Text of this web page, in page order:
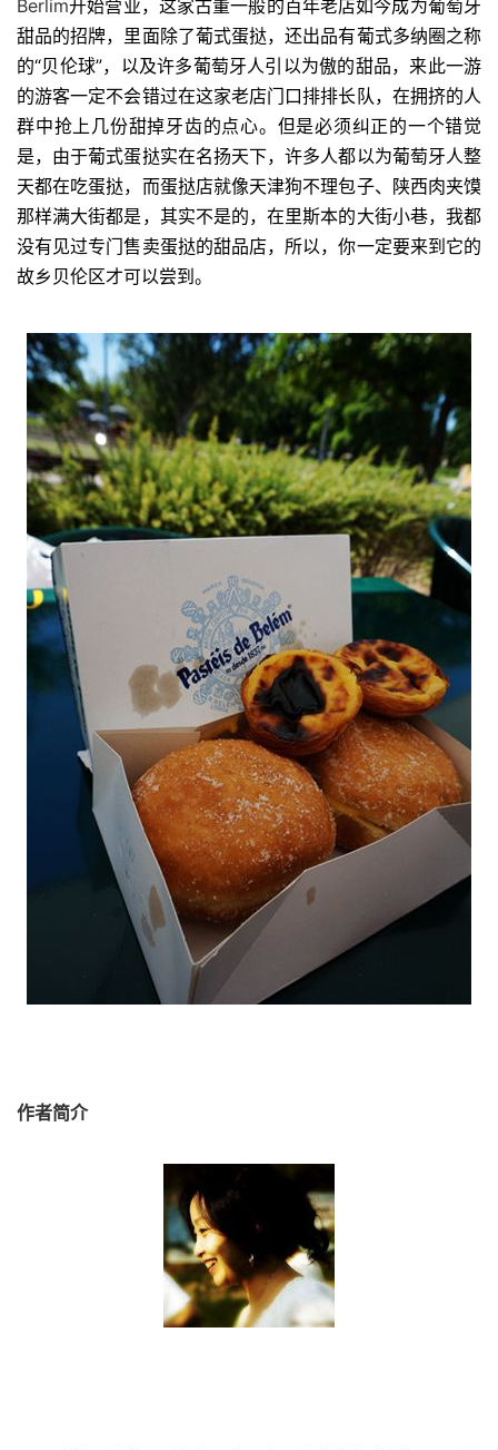
Berlim开始营业，这家古董一般的百年老店如今成为葡萄牙
甜品的招牌，里面除了葡式蛋挞，还出品有葡式多纳圈之称
的“贝伦球”，以及许多葡萄牙人引以为傲的甜品，来此一游
的游客一定不会错过在这家老店门口排排长队，在拥挤的人
群中抢上几份甜掉牙齿的点心。但是必须纠正的一个错觉
是，由于葡式蛋挞实在名扬天下，许多人都以为葡萄牙人整
天都在吃蛋挞，而蛋挞店就像天津狗不理包子、陕西肉夹馍
那样满大街都是，其实不是的，在里斯本的大街小巷，我都
没有见过专门售卖蛋挞的甜品店，所以，你一定要来到它的
故乡贝伦区才可以尝到。
作者简介